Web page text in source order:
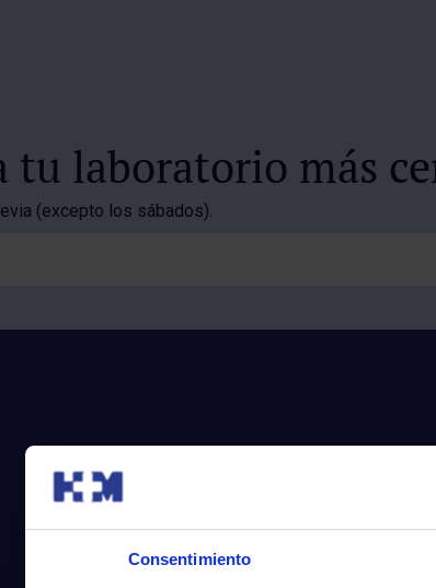
Consentimiento
tu laboratorio más
(excepto los sábados).